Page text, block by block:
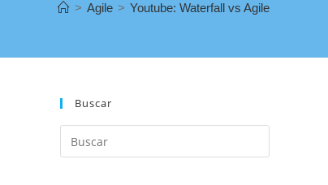
> Agile > Youtube: Waterfall vs Agile
Buscar